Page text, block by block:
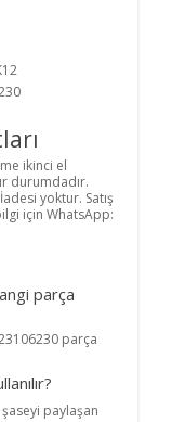
ikinci el
durumdadır.
yoktur. Satış
için WhatsApp:
parça
parça
şaseyi paylaşan